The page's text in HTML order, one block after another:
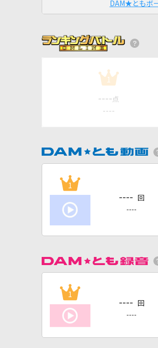
DAM★ともボ
1
---- 点
----
1
---- 回
----
1
---- 回
----